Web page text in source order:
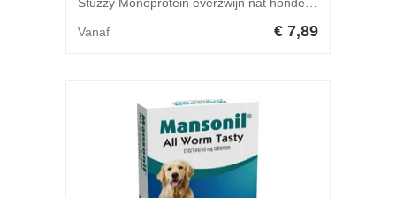
Vanaf € 7,89